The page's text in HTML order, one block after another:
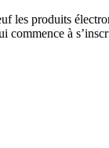
les produits
à